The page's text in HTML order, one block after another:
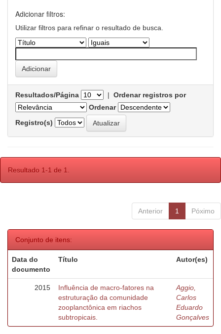
Adicionar filtros:
Utilizar filtros para refinar o resultado de busca.
Resultados/Página | Ordenar registros por
Ordenar
Registro(s)
Resultado 1-1 de 1.
Anterior 1 Póximo
Conjunto de itens:
Data do
documento
Título Autor(es)
2015
Influência de macro-fatores na
estruturação da comunidade
zooplanctônica em riachos
subtropicais.
Aggio,
Carlos
Eduardo
Gonçalves